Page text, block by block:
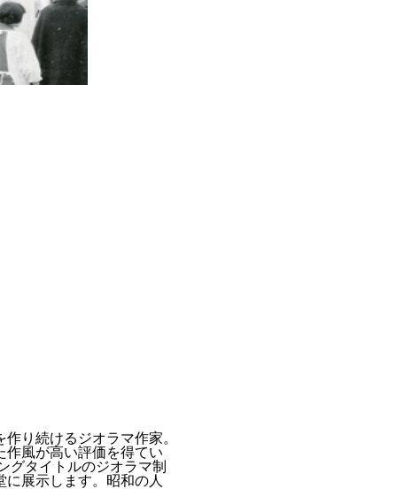
り続けるジオラマ作家。
作風が高い評価を得てい
グタイトルのジオラマ制
展示します。昭和の人